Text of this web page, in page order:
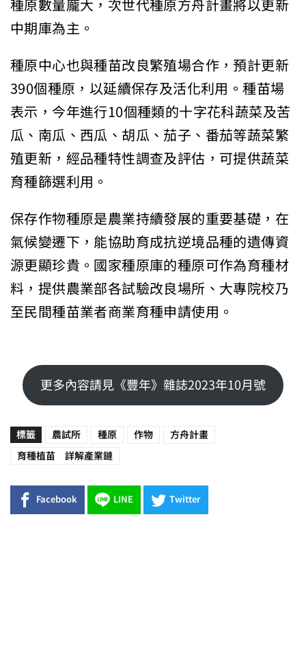
中期庫為主。
種原中心也與種苗改良繁殖場合作，預計更新
390個種原，以延續保存及活化利用。種苗場
表示，今年進行10個種類的十字花科蔬菜及苦
瓜、南瓜、西瓜、胡瓜、茄子、番茄等蔬菜繁
殖更新，經品種特性調查及評估，可提供蔬菜
育種篩選利用。
保存作物種原是農業持續發展的重要基礎，在
氣候變遷下，能協助育成抗逆境品種的遺傳資
源更顯珍貴。國家種原庫的種原可作為育種材
料，提供農業部各試驗改良場所、大專院校乃
至民間種苗業者商業育種申請使用。
更多內容請見《豐年》雜誌2023年10月號
標籤 農試所 種原 作物 方舟計畫
育種植苗 詳解產業鏈
Facebook LINE Twitter